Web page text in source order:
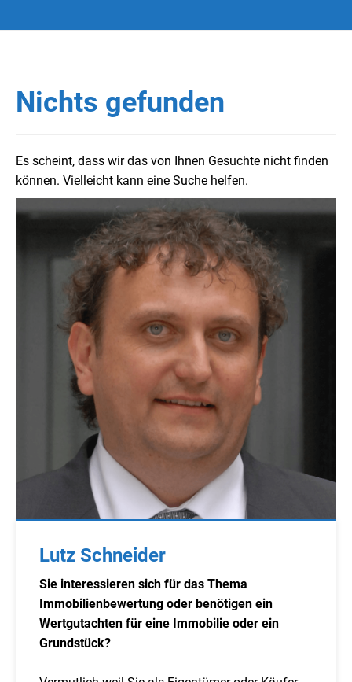
Nichts gefunden
Es scheint, dass wir das von Ihnen Gesuchte nicht finden
können. Vielleicht kann eine Suche helfen.
Lutz Schneider
Sie interessieren sich für das Thema
Immobilienbewertung oder benötigen ein
Wertgutachten für eine Immobilie oder ein
Grundstück?